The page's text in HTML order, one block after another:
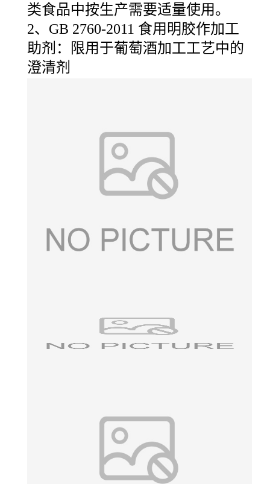
类食品中按生产需要适量使用。
2、GB 2760-2011 食用明胶作加工
助剂：限用于葡萄酒加工工艺中的
澄清剂